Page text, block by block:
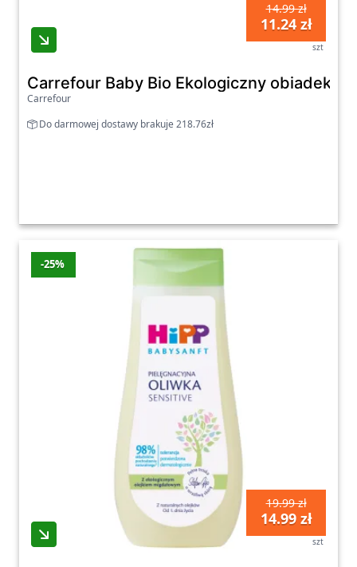
14.99 zł
11.24 zł
szt
Carrefour Baby Bio Ekologiczny obiadek
Carrefour
Do darmowej dostawy brakuje 218.76zł
-25%
19.99 zł
14.99 zł
szt